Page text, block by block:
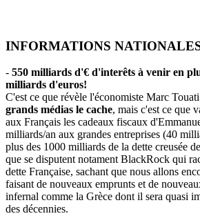
INFORMATIONS
- 550 milliards d'€ d'interêts à venir en
milliards d'euros!
C'est ce que révèle l'économiste Marc
grands médias le cache, mais c'est ce que
aux Français les cadeaux fiscaux
milliards/an aux grandes entreprises (40
plus des 1000 milliards de la dette creusée
que se disputent notament BlackRock qui
dette Française, sachant que nous allons
faisant de nouveaux emprunts et de
infernal comme la Grèce dont il sera quasi
des décennies.